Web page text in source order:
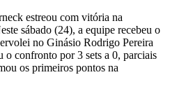
estreou com vitória na
sábado (24), a equipe recebeu o
no Ginásio Rodrigo Pereira
o confronto por 3 sets a 0, parciais
os primeiros pontos na